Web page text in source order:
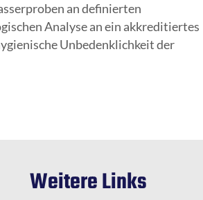
an definierten
Analyse an ein akkreditiertes
Unbedenklichkeit der
Weitere Links